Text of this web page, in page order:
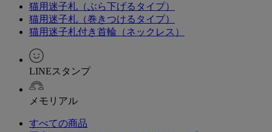
猫用迷子札（ぶら下げるタイプ）
猫用迷子札（巻きつけるタイプ）
猫用迷子札付き首輪（ネックレス）
LINEスタンプ
メモリアル
すべての商品